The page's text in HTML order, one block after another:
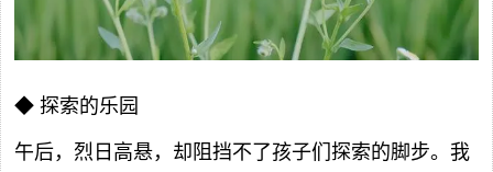
◆ 探索的乐园
午后，烈日高悬，却阻挡不了孩子们探索的脚步。我